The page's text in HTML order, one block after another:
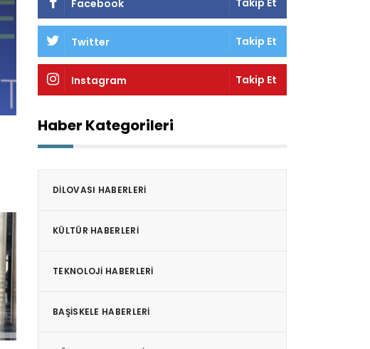
Facebook Takip Et
Twitter Takip Et
Instagram Takip Et
Haber Kategorileri
DILOVASI HABERLERI
KÜLTÜR HABERLERI
TEKNOLOJI HABERLERI
BAŞISKELE HABERLERI